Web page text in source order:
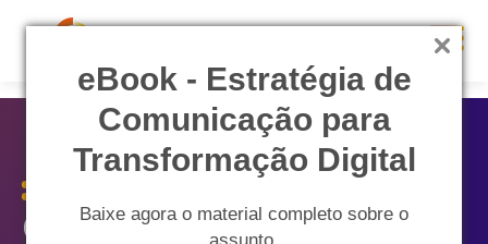
eB ook - Estratégia de
Comunicação para
Transformação Digital
Baixe agora o material completo sobre o
O que é Storytelling?